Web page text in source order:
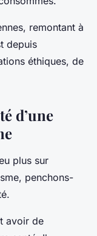
remontant à
depuis
éthiques, de
d’une
plus sur
penchons-
avoir de